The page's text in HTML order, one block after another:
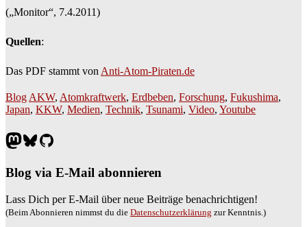
(„Monitor“, 7.4.2011)
Quellen:
Das PDF stammt von Anti-Atom-Piraten.de
Blog AKW, Atomkraftwerk, Erdbeben, Forschung, Fukushima,
Japan, KKW, Medien, Technik, Tsunami, Video, Youtube
Mastodon
Bluesky
GitHub
Blog via E-Mail abonnieren
Lass Dich per E-Mail über neue Beiträge benachrichtigen!
(Beim Abonnieren nimmst du die Datenschutzerklärung zur Kenntnis.)